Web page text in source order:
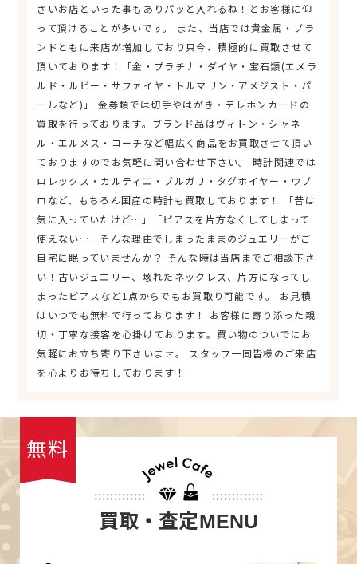
さいお店といった事もありパッと入れるね！とお客様に仰
って頂けることが多いです。 また、当店では貴金属・ブラ
ンドともに来店が増加しており只今、積極的に買取させて
頂いております！「金・プラチナ・ダイヤ・宝石類(エメラ
ルド・ルビー・サファイヤ・トルマリン・アメジスト・パ
ールなど)」 金券類では切手やはがき・テレホンカードの
買取を行っております。ブランド品はヴィトン・シャネ
ル・エルメス・コーチなど幅広く商品をお買取させて頂い
ておりますのでお気軽に問い合わせ下さい。 時計関連では
ロレックス・カルティエ・ブルガリ・タグホイヤー・ウブ
ロなど、もちろん国産の時計も買取しております！ 「昔は
気に入っていたけど…」「ピアスを片方なくしてしまって
使えない…」そんな理由でしまったままのジュエリーがご
自宅に眠っていませんか？ そんな時は当店までご相談下さ
い！古いジュエリー、壊れたネックレス、片方になってし
まったピアスなど1点からでもお買取り可能です。 お見積
はいつでも無料で行っております！ お客様に寄り添った親
切・丁寧な接客を心掛けております。買い物のついでにお
気軽にお立ち寄り下さいませ。 スタッフ一同皆様のご来店
を心よりお待ちしております！
無料
買取・査定MENU